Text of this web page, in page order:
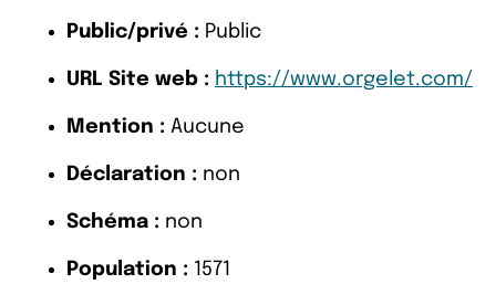
Public/privé : Public
URL Site web : https://www.orgelet.com/
Mention : Aucune
Déclaration : non
Schéma : non
Population : 1571